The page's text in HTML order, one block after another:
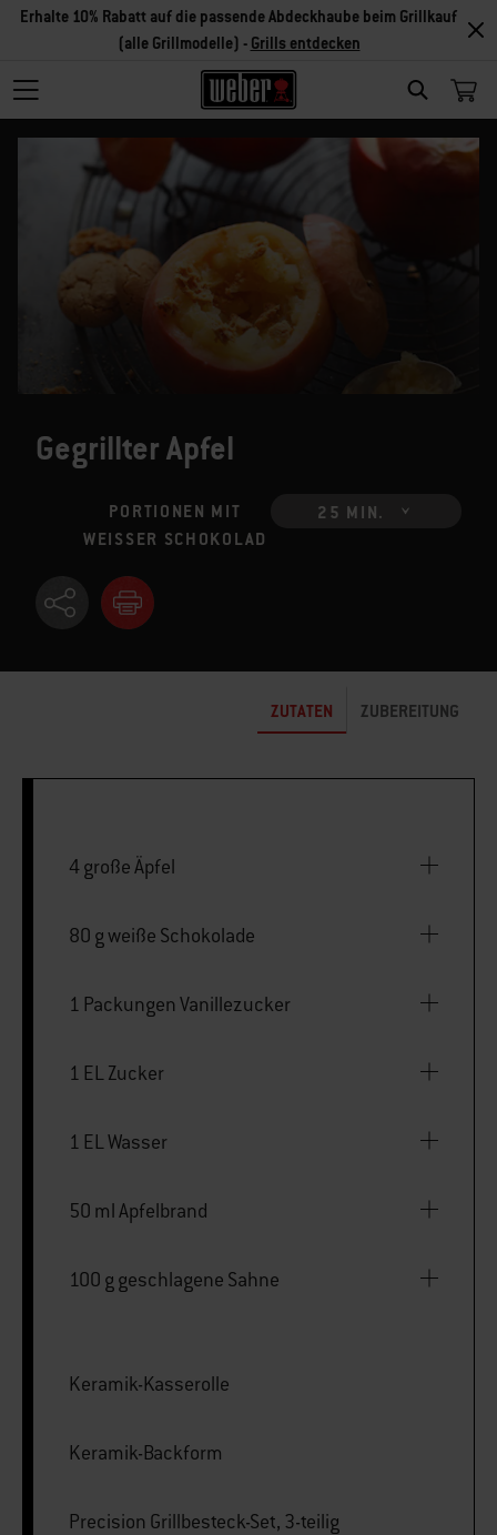
SEARCH
Erhalte 10% Rabatt auf die passende Abdeckhaube beim Grillkauf
(alle Grillmodelle) - Grills entdecken
Gegrillter Apfel
PORTIONEN MIT
WEISSER SCHOKOLAD
25 MIN.
ZUTATEN ZUBEREITUNG
4 große Äpfel
80 g weiße Schokolade
1 Packungen Vanillezucker
1 EL Zucker
1 EL Wasser
50 ml Apfelbrand
100 g geschlagene Sahne
Keramik-Kasserolle
Keramik-Backform
Precision Grillbesteck-Set, 3-teilig